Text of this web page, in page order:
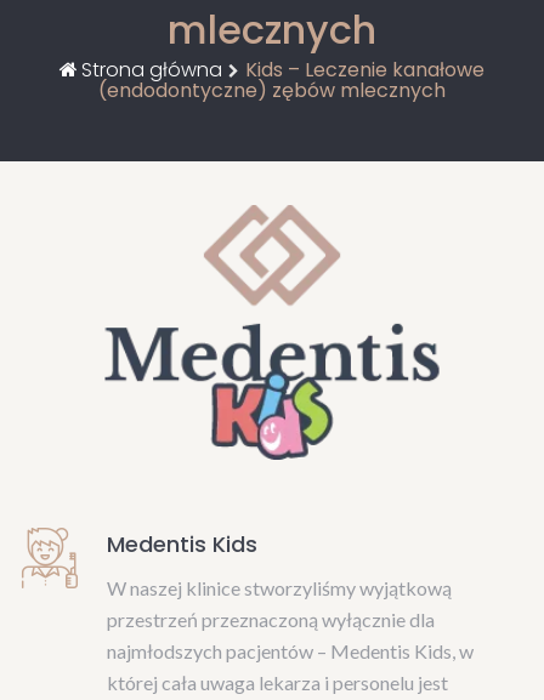
mlecznych
Strona główna Kids – Leczenie kanałowe
(endodontyczne) zębów mlecznych
Medentis Kids
W naszej klinice stworzyliśmy wyjątkową
przestrzeń przeznaczoną wyłącznie dla
najmłodszych pacjentów – Medentis Kids, w
której cała uwaga lekarza i personelu jest